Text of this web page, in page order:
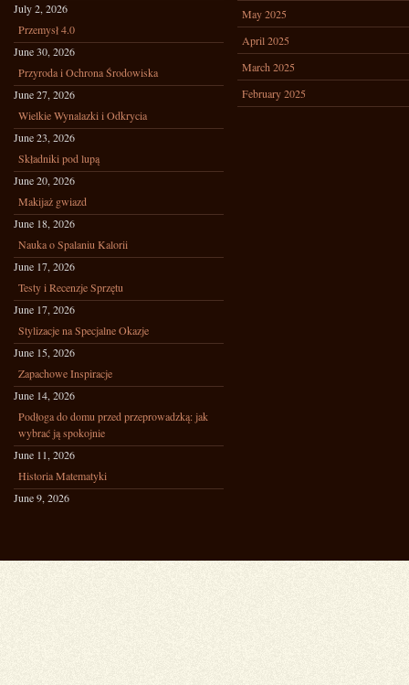
July 2, 2026
Przemysł 4.0
June 30, 2026
Przyroda i Ochrona Środowiska
June 27, 2026
Wielkie Wynalazki i Odkrycia
June 23, 2026
Składniki pod lupą
June 20, 2026
Makijaż gwiazd
June 18, 2026
Nauka o Spalaniu Kalorii
June 17, 2026
Testy i Recenzje Sprzętu
June 17, 2026
Stylizacje na Specjalne Okazje
June 15, 2026
Zapachowe Inspiracje
June 14, 2026
Podłoga do domu przed przeprowadzką: jak
wybrać ją spokojnie
June 11, 2026
Historia Matematyki
June 9, 2026
May 2025
April 2025
March 2025
February 2025